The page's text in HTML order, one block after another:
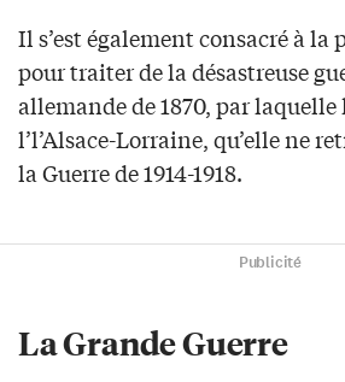
Il s’est également consacré à la
pour traiter de la désastreuse
allemande de 1870, par laquelle
l’l’Alsace-Lorraine, qu’elle ne
la Guerre de 1914-1918.
Publicité
La Grande Guerre